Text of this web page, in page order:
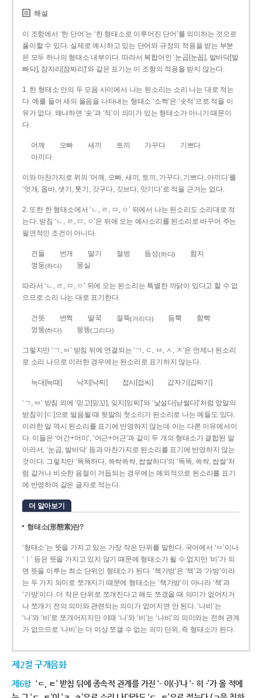
해설
이 조항에서 ‘한 단어’는 ‘한 형태소로 이루어진 단어’를 의미하는 것으로
풀이할 수 있다. 실제로 예시하고 있는 단어와 규정의 적용을 받는 부분
은 모두 하나의 형태소 내부이다. 따라서 복합어인 ‘눈곱[눈꼽], 발바닥[발
빠닥], 잠자리[잠짜리]’와 같은 표기는 이 조항의 적용을 받지 않는다.
1. 한 형태소 안의 두 모음 사이에서 나는 된소리는 소리 나는 대로 적는
다. 예를 들어 새의 울음을 나타내는 형태소 ‘소쩍’은 ‘솟적’으로 적을 이
유가 없다. 왜냐하면 ‘솟’과 ‘적’이 의미가 있는 형태소가 아니기 때문이
다.
어깨 오빠 새끼 토끼 가꾸다
기쁘다
아끼다
이와 마찬가지로 위의 ‘어깨, 오빠, 새끼, 토끼, 가꾸다, 기쁘다, 아끼다’를
‘엇개, 옵바, 샛기, 톳기, 갓구다, 깃브다, 앗기다’로 적을 근거는 없다.
2. 또한 한 형태소에서 ‘ㄴ, ㄹ, ㅁ, ㅇ’ 뒤에서 나는 된소리도 소리대로 적
는다. 받침 ‘ㄴ, ㄹ, ㅁ, ㅇ’은 뒤에 오는 예사소리를 된소리로 바꾸어 주는
필연적인 조건이 아니다.
건들 번개 딸기 절벙 듬성(하다)
함지
껑둥(하다) 뭉실
따라서 ‘ㄴ, ㄹ, ㅁ, ㅇ’ 뒤에 오는 된소리는 특별한 까닭이 있다고 할 수 없
으므로 소리 나는 대로 표기한다.
건뜻 번쩍 딸꾹 절뚝(거리다) 듬뿍
함빡
껑뚱(하다) 뭉뚱(그리다)
그렇지만 ‘ㄱ, ㅂ’ 받침 뒤에 연결되는 ‘ㄱ, ㄷ, ㅂ, ㅅ, ㅈ’은 언제나 된소리
로 소리 나므로 이러한 경우에는 된소리로 표기하지 않는다.
늑대[늑때] 낙지[낙찌] 접시[접씨] 갑자기[갑짜기]
‘ㄱ, ㅂ’ 받침 외에 ‘믿고[믿꼬], 잊지[읻찌]’와 ‘낯설다[낟썰다]’처럼 앞말의
받침이 [ㄷ]으로 발음될 때 뒷말의 첫소리가 된소리로 나는 예들도 있다.
이러한 말 역시 된소리를 표기에 반영하지 않는데 이는 다른 이유에서이
다. 이들은 ‘어간+어미’, ‘어근+어근’과 같이 두 개의 형태소가 결합된 말
이라서, ‘눈곱, 발바닥’ 등과 마찬가지로 된소리를 표기에 반영하지 않는
것이다. 그렇지만 ‘똑똑하다, 쓱싹쓱싹, 쌉쌀하다’의 ‘똑똑, 쓱싹, 쌉쌀’처
럼 같거나 비슷한 음절이 거듭되는 경우에는 예외적으로 된소리를 표기
에 반영하여 같은 글자로 적는다.
더 알아보기
형태소(形態素)란?
‘형태소’는 뜻을 가지고 있는 가장 작은 단위를 말한다. 국어에서 ‘ㅂ’이나
‘ㅣ’ 등은 뜻을 가지고 있지 않기 때문에 형태소가 될 수 없지만 ‘비’가 되
면 뜻을 이루는 최소 단위인 형태소가 된다. ‘책가방’은 ‘책’과 ‘가방’이라
는 두 가지 의미로 쪼개지기 때문에 형태소는 ‘책가방’이 아니라 ‘책’과
‘가방’이다. 더 작은 단위로 쪼개진다고 해도 쪼갰을 때 의미가 없어지거
나 쪼개기 전의 의미와 관련되는 의미가 없어지면 안 된다. ‘나비’는
‘나’와 ‘비’로 쪼개어지지만 이때 ‘나’와 ‘비’는 ‘나비’의 의미와는 전혀 관계
가 없으므로 ‘나비’는 더 이상 쪼갤 수 없는 의미 단위, 즉 형태소가 된다.
제2절 구개음화
제6항 ‘ㄷ, ㅌ’ 받침 뒤에 종속적 관계를 가진 ‘- 이(-)’나 ‘- 히 -’가 올 적에